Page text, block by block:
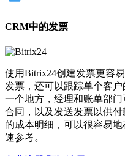
CRM中的发票
使用Bitrix24创建发票更容
发票，还可以跟踪单个客
一个地方，经理和账单部
合同，以及发送发票以供
的成本明细，可以很容易
速参考。